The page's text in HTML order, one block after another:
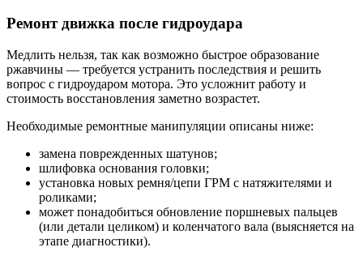
Ремонт движка после гидроудара
Медлить нельзя, так как возможно быстрое образование
ржавчины — требуется устранить последствия и решить
вопрос с гидроударом мотора. Это усложнит работу и
стоимость восстановления заметно возрастет.
Необходимые ремонтные манипуляции описаны ниже:
замена поврежденных шатунов;
шлифовка основания головки;
установка новых ремня/цепи ГРМ с натяжителями и
роликами;
может понадобиться обновление поршневых пальцев
(или детали целиком) и коленчатого вала (выясняется на
этапе диагностики).